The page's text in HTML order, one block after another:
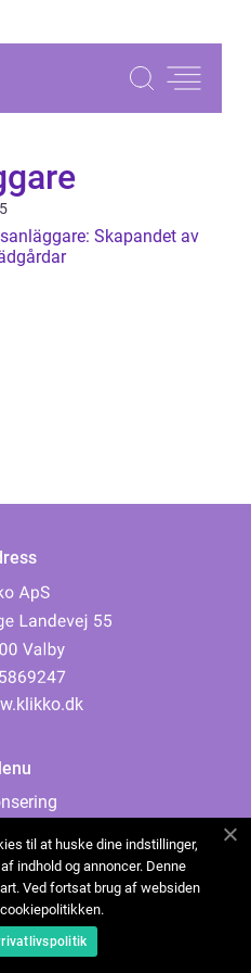
Skapandet av
oss
til at huske dine indstillinger,
indhold og annoncer. Denne
Ved fortsat brug af websiden